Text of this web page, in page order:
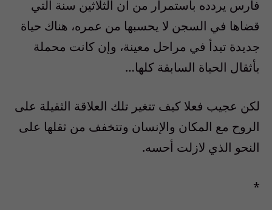
فارس يردده باستمرار من أن الثلاثين سنة التي
قضاها في السجن لا يحسبها من عمره، هناك حياة
جديدة تبدأ في مراحل معينة، وإن كانت محملة
بأثقال الحياة السابقة كلها…
لكن عجيب فعلا كيف تتغير تلك العلاقة الثقيلة على
الروح مع المكان والإنسان وتتخفف من ثقلها على
النحو الذي لازلت أحسه.
*